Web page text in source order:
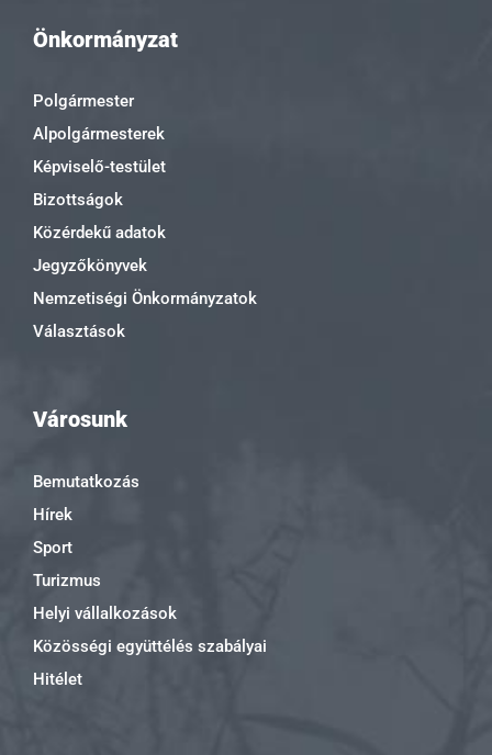
Önkormányzat
Polgármester
Alpolgármesterek
Képviselő-testület
Bizottságok
Közérdekű adatok
Jegyzőkönyvek
Nemzetiségi Önkormányzatok
Választások
Városunk
Bemutatkozás
Hírek
Sport
Turizmus
Helyi vállalkozások
Közösségi együttélés szabályai
Hitélet